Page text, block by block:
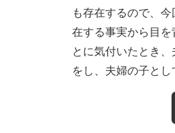
も存在するので、
在する事実から目
とに気付いたとき
をし、夫婦の子と